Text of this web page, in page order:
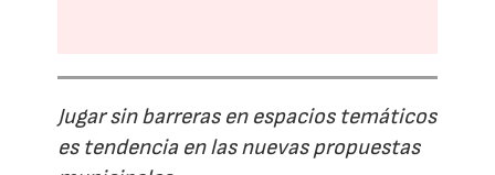
Jugar sin barreras en espacios temáticos
es tendencia en las nuevas propuestas